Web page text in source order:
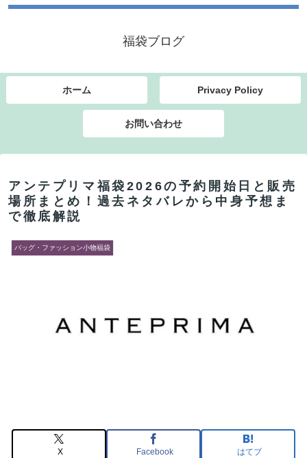
福袋ブログ
ホーム Privacy Policy
お問い合わせ
アンテプリマ福袋2026の予約開始日と販売
場所まとめ！過去ネタバレから中身予想ま
で徹底解説
バッグ・ファッション小物福袋
X Facebook はてブ